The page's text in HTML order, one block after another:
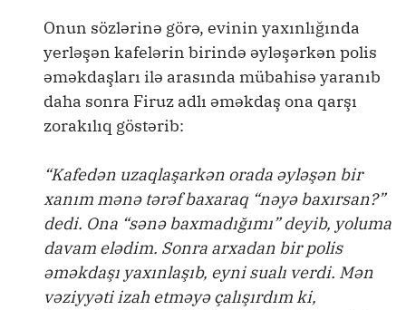
Onun sözlərinə görə, evinin yaxınlığında
yerləşən kafelərin birində əyləşərkən polis
əməkdaşları ilə arasında mübahisə yaranıb
daha sonra Firuz adlı əməkdaş ona qarşı
zorakılıq göstərib:
“Kafedən uzaqlaşarkən orada əyləşən bir
xanım mənə tərəf baxaraq “nəyə baxırsan?”
dedi. Ona “sənə baxmadığımı” deyib, yoluma
davam elədim. Sonra arxadan bir polis
əməkdaşı yaxınlaşıb, eyni sualı verdi. Mən
vəziyyəti izah etməyə çalışırdım ki,